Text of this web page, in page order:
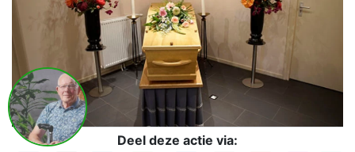
Deel deze actie via: